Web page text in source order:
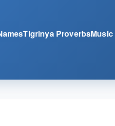
Tigrinya Proverbs